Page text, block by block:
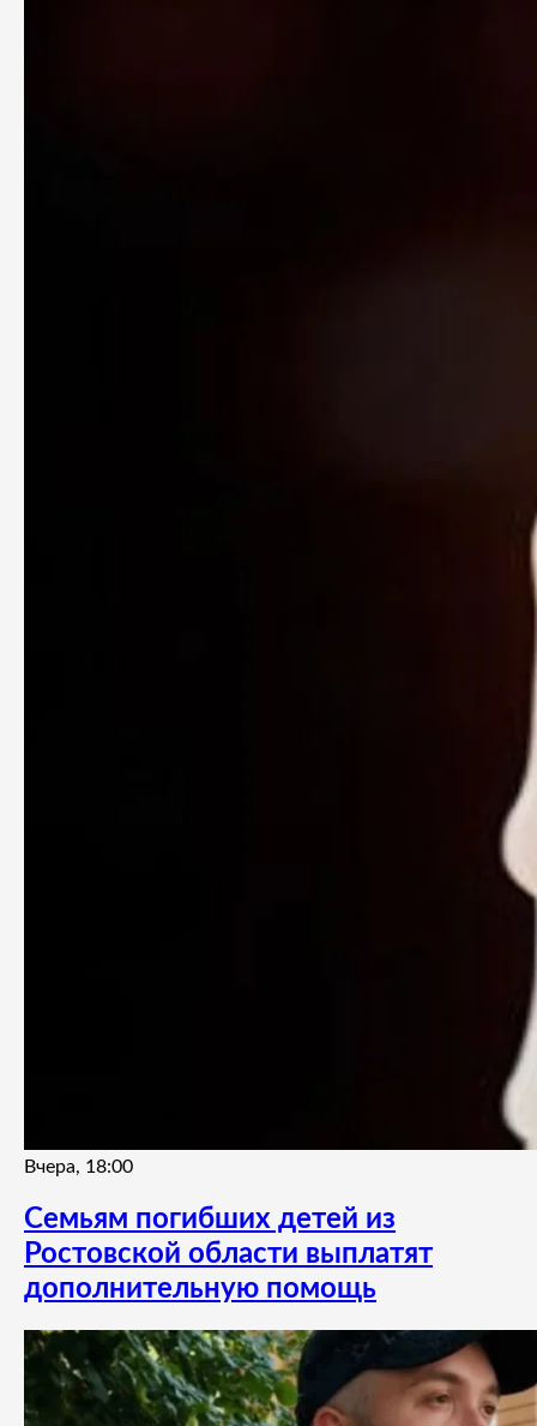
Вчера, 18:00
Семьям погибших детей из
Ростовской области выплатят
дополнительную помощь